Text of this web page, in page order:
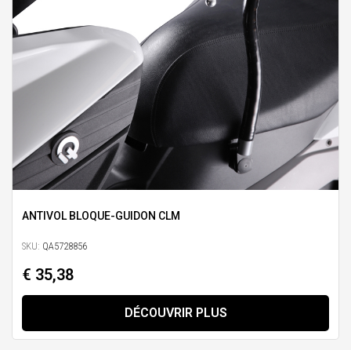
ANTIVOL BLOQUE-GUIDON CLM
SKU: QA5728856
€ 35,38
DÉCOUVRIR PLUS